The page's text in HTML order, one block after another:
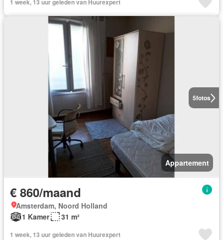
1 week, 13 uur geleden van Huurexpert
5fotos
Appartement
€ 860/maand
Amsterdam, Noord Holland
1 Kamer
31 m²
1 week, 13 uur geleden van Huurexpert